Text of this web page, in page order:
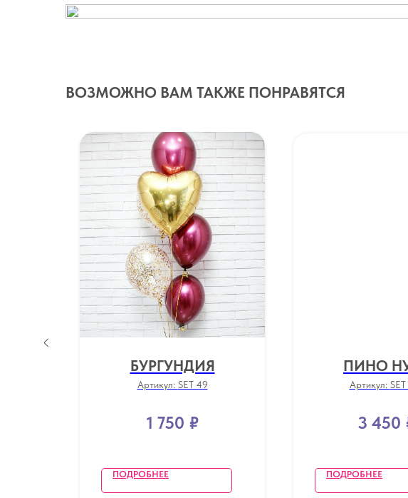
ВОЗМОЖНО ВАМ ТАКЖЕ ПОНРАВЯТСЯ
БУРГУНДИЯ
Артикул: SET 49
1 750 ₽
ПОДРОБНЕЕ
ПИНО
Артикул: SET
3 450
ПОДРОБНЕЕ